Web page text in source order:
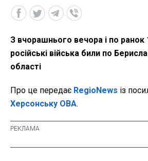
З вчорашнього вечора і по ранок
російські війська били по
області
Про це передає RegioNews із
Херсонську ОВА.